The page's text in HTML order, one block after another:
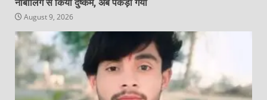
नाबालिग से किया दुष्कर्म, अब पकड़ा गया
August 9, 2026